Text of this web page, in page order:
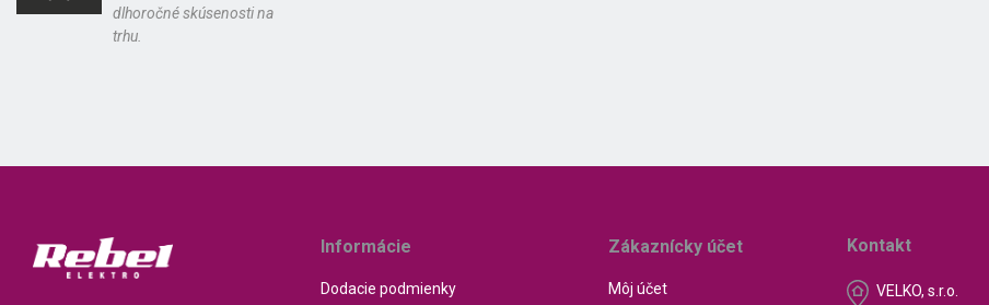
dlhoročné skúsenosti na
trhu.
Informácie
Dodacie podmienky
Zákaznícky účet
Môj účet
Kontakt
VELKO, s.r.o.